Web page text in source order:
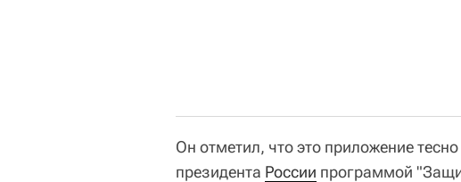
Он отметил, что это приложение
президента России программой